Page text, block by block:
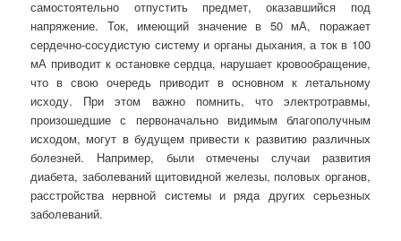
самостоятельно отпустить предмет, оказавшийся под
напряжение. Ток, имеющий значение в 50 мА, поражает
сердечно-сосудистую систему и органы дыхания, а ток в 100
мА приводит к остановке сердца, нарушает кровообращение,
что в свою очередь приводит в основном к летальному
исходу. При этом важно помнить, что электротравмы,
произошедшие с первоначально видимым благополучным
исходом, могут в будущем привести к развитию различных
болезней. Например, были отмечены случаи развития
диабета, заболеваний щитовидной железы, половых органов,
расстройства нервной системы и ряда других серьезных
заболеваний.